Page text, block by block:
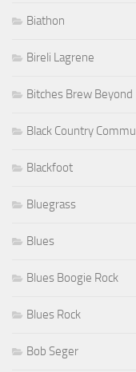
Biathon
Bireli Lagrene
Bitches Brew Beyond
Black Country
Blackfoot
Bluegrass
Blues
Blues Boogie Rock
Blues Rock
Bob Seger